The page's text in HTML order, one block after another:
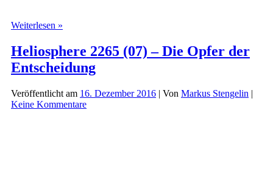
Weiterlesen »
(08)
–
Getrennte
Heliosphere 2265 (07) – Die Opfer der
Entscheidung
Veröffentlicht am 16. Dezember 2016 | Von Markus Stengelin |
Keine Kommentare